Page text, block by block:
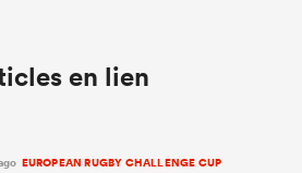
en lien
EUROPEAN RUGBY CHALLENGE CUP